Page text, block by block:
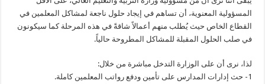
المسؤولية المعنوية، أن تساهم في إيجاد حلول ناجعة لمشاكل المعلمين في
القطاع الخاص حيث يُطلب منهم أعمالاً شاقةً في هذه المرحلة كما سيكونون
في صلب الحلول المقبلة للمشاكل المطروحة حالياً.
لذا، نرى أن على الوزارة التدخل مباشرة من خلال:
1- حث إدارات المدارس على تأمين ودفع رواتب المعلمين كاملة.